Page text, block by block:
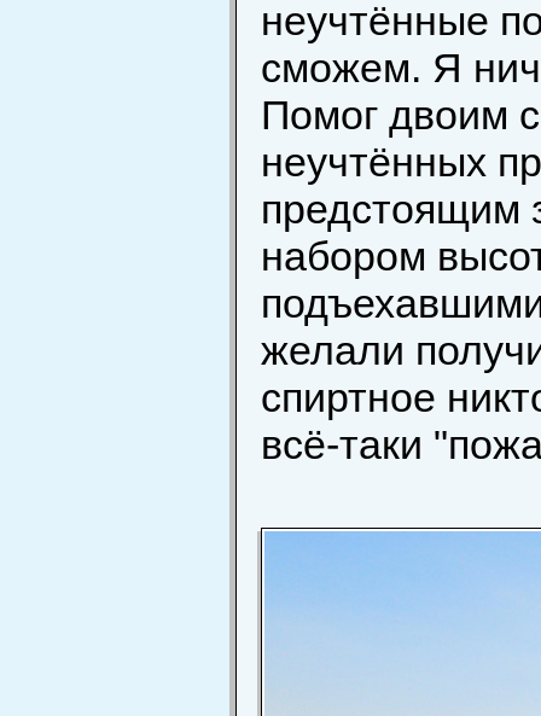
неучтённые
сможем. Я
Помог двоим
неучтённых
предстоящим
набором
желали
спиртное
всё-таки